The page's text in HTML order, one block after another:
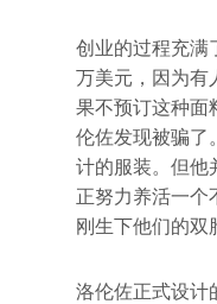
创业的过程充满
万美元，因为有
果不预订这种面
伦佐发现被骗了
计的服装。但他
正努力养活一个
刚生下他们的双
洛伦佐正式设计